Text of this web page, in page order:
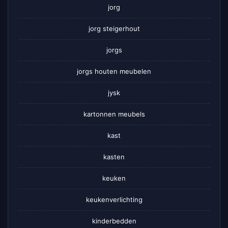
jorg
jorg steigerhout
jorgs
jorgs houten meubelen
jysk
kartonnen meubels
kast
kasten
keuken
keukenverlichting
kinderbedden